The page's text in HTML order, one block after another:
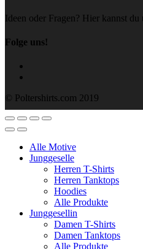
Ideen oder Fragen? Hier kannst du
Folge uns!
© Poltershirts.com 2019
Alle Motive
Junggeselle
Herren T-Shirts
Herren Tanktops
Hoodies
Alle Produkte
Junggesellin
Damen T-Shirts
Damen Tanktops
Alle Produkte